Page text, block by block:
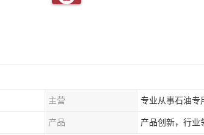
主营 专业从事石油专
产品 产品创新，行业